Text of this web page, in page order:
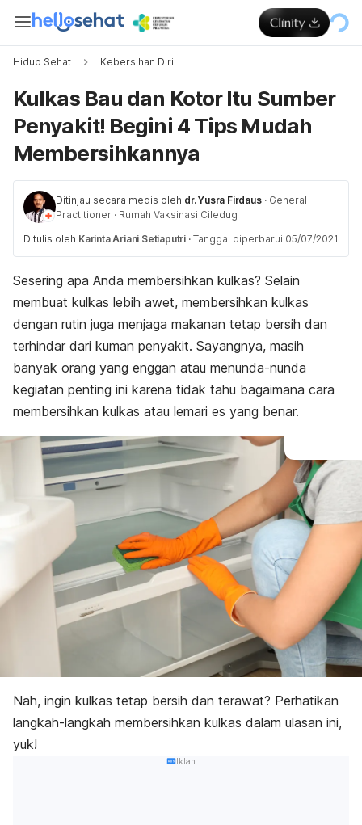
Hidup Sehat Kebersihan Diri
Kulkas Bau dan Kotor Itu Sumber
Penyakit! Begini 4 Tips Mudah
Membersihkannya
Ditinjau secara medis oleh dr. Yusra Firdaus · General
Practitioner · Rumah Vaksinasi Ciledug
Ditulis oleh Karinta Ariani Setiaputri · Tanggal diperbarui 05/07/2021
Sesering apa Anda membersihkan kulkas? Selain
membuat kulkas lebih awet, membersihkan kulkas
dengan rutin juga menjaga makanan tetap bersih dan
terhindar dari kuman penyakit. Sayangnya, masih
banyak orang yang enggan atau menunda-nunda
kegiatan penting ini karena tidak tahu bagaimana cara
membersihkan kulkas atau lemari es yang benar.
Nah, ingin kulkas tetap bersih dan terawat? Perhatikan
langkah-langkah membersihkan kulkas dalam ulasan ini,
yuk!
Iklan